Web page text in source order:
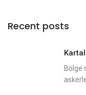
Recent posts
Bölge